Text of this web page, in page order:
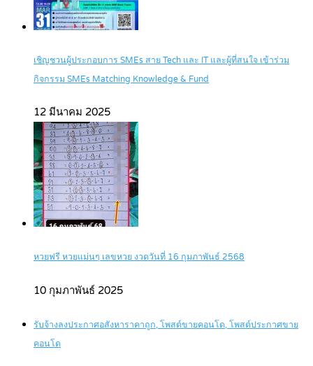
เชิญชวนผู้ประกอบการ SMEs สาย Tech และ IT และผู้ที่สนใจ เข้าร่วม
กิจกรรม SMEs Matching Knowledge & Fund
12 มีนาคม 2025
หวยฟรี หวยแม่นๆ เลขหวย งวดวันที่ 16 กุมภาพันธ์ 2568
10 กุมภาพันธ์ 2025
รับจ้างลงประกาศอสังหาราคาถูก, โพสต์ขายคอนโด, โพสต์ประกาศขาย
คอนโด